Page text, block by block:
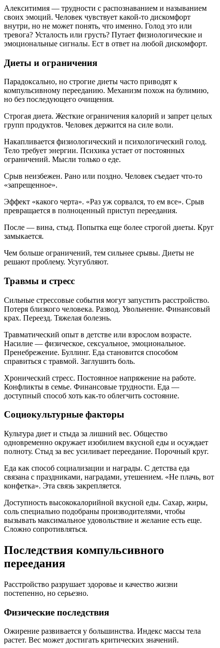
Алекситимия — трудности с распознаванием и называнием
своих эмоций. Человек чувствует какой-то дискомфорт
внутри, но не может понять, что именно. Голод это или
тревога? Усталость или грусть? Путает физиологические и
эмоциональные сигналы. Ест в ответ на любой дискомфорт.
Диеты и ограничения
Парадоксально, но строгие диеты часто приводят к
компульсивному перееданию. Механизм похож на булимию,
но без последующего очищения.
Строгая диета. Жесткие ограничения калорий и запрет целых
групп продуктов. Человек держится на силе воли.
Накапливается физиологический и психологический голод.
Тело требует энергии. Психика устает от постоянных
ограничений. Мысли только о еде.
Срыв неизбежен. Рано или поздно. Человек съедает что-то
«запрещенное».
Эффект «какого черта». «Раз уж сорвался, то ем все». Срыв
превращается в полноценный приступ переедания.
После — вина, стыд. Попытка еще более строгой диеты. Круг
замыкается.
Чем больше ограничений, тем сильнее срывы. Диеты не
решают проблему. Усугубляют.
Травмы и стресс
Сильные стрессовые события могут запустить расстройство.
Потеря близкого человека. Развод. Увольнение. Финансовый
крах. Переезд. Тяжелая болезнь.
Травматический опыт в детстве или взрослом возрасте.
Насилие — физическое, сексуальное, эмоциональное.
Пренебрежение. Буллинг. Еда становится способом
справиться с травмой. Заглушить боль.
Хронический стресс. Постоянное напряжение на работе.
Конфликты в семье. Финансовые трудности. Еда —
доступный способ хоть как-то облегчить состояние.
Социокультурные факторы
Культура диет и стыда за лишний вес. Общество
одновременно окружает изобилием вкусной еды и осуждает
полноту. Стыд за вес усиливает переедание. Порочный круг.
Еда как способ социализации и награды. С детства еда
связана с праздниками, наградами, утешением. «Не плачь, вот
конфетка». Эта связь закрепляется.
Доступность высококалорийной вкусной еды. Сахар, жиры,
соль специально подобраны производителями, чтобы
вызывать максимальное удовольствие и желание есть еще.
Сложно сопротивляться.
Последствия компульсивного
переедания
Расстройство разрушает здоровье и качество жизни
постепенно, но серьезно.
Физические последствия
Ожирение развивается у большинства. Индекс массы тела
растет. Вес может достигать критических значений.